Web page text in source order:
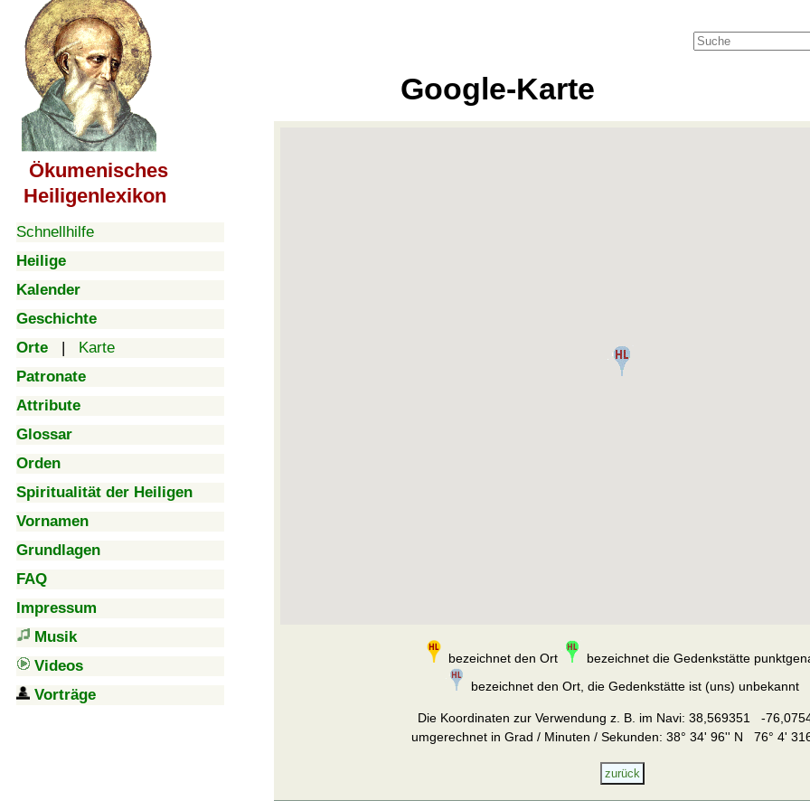
Ökumenisches
Heiligenlexikon
Schnellhilfe
Heilige
Kalender
Geschichte
Orte | Karte
Patronate
Attribute
Glossar
Orden
Spiritualität der Heiligen
Vornamen
Grundlagen
FAQ
Impressum
Musik
Videos
Vorträge
Google-Karte
bezeichnet den Ort
bezeichnet die Gedenkstätte
bezeichnet den Ort, die Gedenkstätte ist (uns) unbekannt
Die Koordinaten zur Verwendung z. B. im Navi: 38,569351 -
umgerechnet in Grad / Minuten / Sekunden: 38° 34' 96'' N 76° 4'